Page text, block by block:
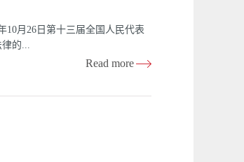
10月26日第十三届全国人民代表
的...
；县级以上人民政府有关部门按
Read more